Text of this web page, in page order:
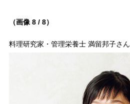
（画像 8 / 8）
料理研究家・管理栄養士 満留邦子さん